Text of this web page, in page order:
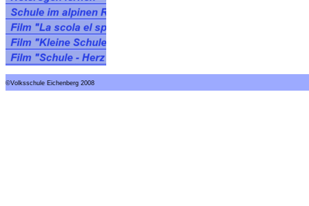
©Volksschule Eichenberg 2008